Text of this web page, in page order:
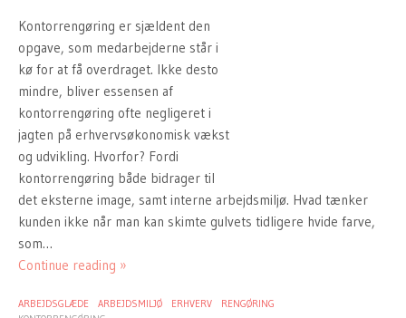
Kontorrengøring er sjældent den
opgave, som medarbejderne står i
kø for at få overdraget. Ikke desto
mindre, bliver essensen af
kontorrengøring ofte negligeret i
jagten på erhvervsøkonomisk vækst
og udvikling. Hvorfor? Fordi
kontorrengøring både bidrager til
det eksterne image, samt interne arbejdsmiljø. Hvad tænker
kunden ikke når man kan skimte gulvets tidligere hvide farve,
som…
Continue reading »
ARBEJDSGLÆDE ARBEJDSMILJØ ERHVERV
RENGØRING